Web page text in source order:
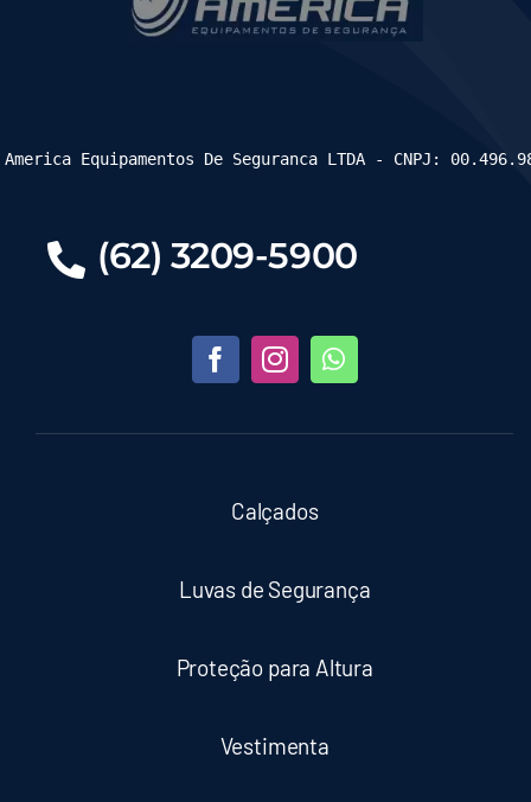
(62) 3209-5900
Calçados
Luvas de Segurança
Proteção para Altura
Vestimenta
Equipamentos De Seguranca LTDA - CNPJ: